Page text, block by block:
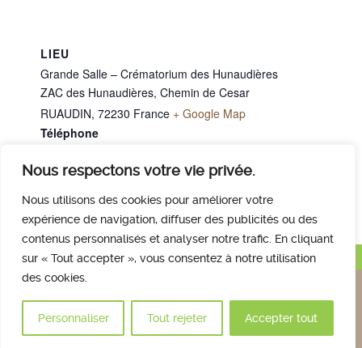
Nous respectons votre vie privée.
Nous utilisons des cookies pour améliorer votre
expérience de navigation, diffuser des publicités ou des
contenus personnalisés et analyser notre trafic. En cliquant
sur « Tout accepter », vous consentez à notre utilisation
des cookies.
Personnaliser Tout rejeter Accepter tout
LIEU
Grande Salle – Crématorium des Hunaudières
ZAC des Hunaudières, Chemin de Cesar
RUAUDIN, 72230 France + Google Map
Téléphone
Mme HERPOUX yvette Mme GIRARD Nicole
Haut de page
Nous contacter
Plan et accès
Mentions légales
© 2017 Crématorium des Hunaudières